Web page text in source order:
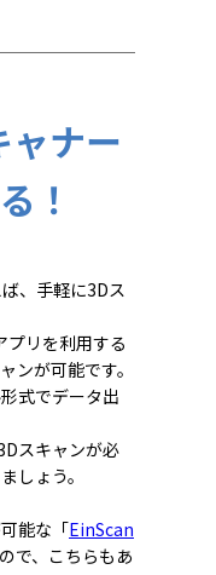
ナー
！
、手軽に3Dス
リを利用する
ンが可能です。
式でデータ出
スキャンが必
しょう。
能な「EinScan
で、こちらもあ